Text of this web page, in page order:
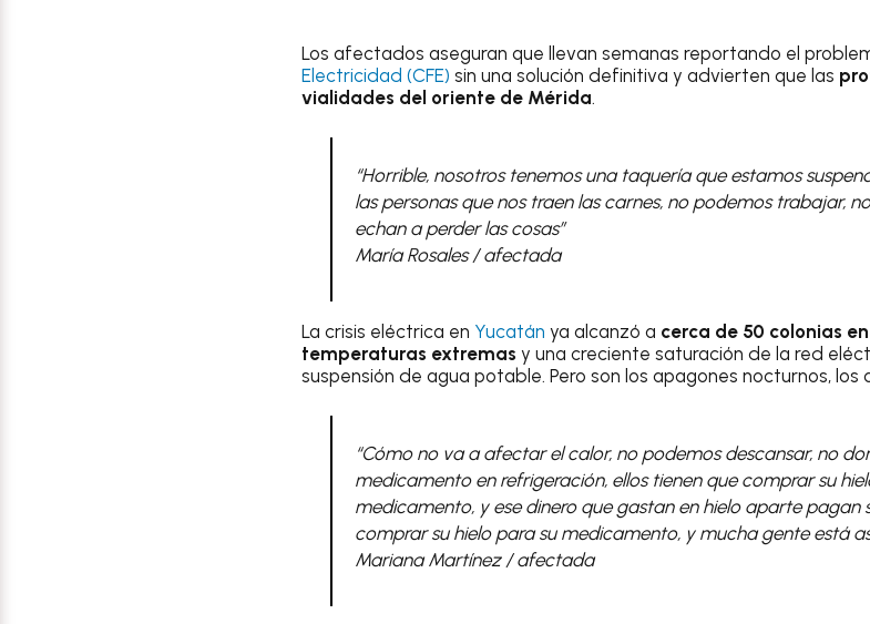
Los afectados aseguran que llevan semanas reportando el
Electricidad (CFE) sin una solución definitiva y advierten que las
vialidades del oriente de Mérida.
“Horrible, nosotros tenemos una taquería que estamos
las personas que nos traen las carnes, no podemos trabajar,
echan a perder las cosas”
María Rosales / afectada
La crisis eléctrica en Yucatán ya alcanzó a cerca de 50 colonias
temperaturas extremas y una creciente saturación de la red
suspensión de agua potable. Pero son los apagones nocturnos, los
“Cómo no va a afectar el calor, no podemos descansar, no
medicamento en refrigeración, ellos tienen que comprar su
medicamento, y ese dinero que gastan en hielo aparte pagan
comprar su hielo para su medicamento, y mucha gente está
Mariana Martínez / afectada